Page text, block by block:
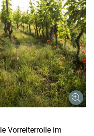
Vorreiterrolle im